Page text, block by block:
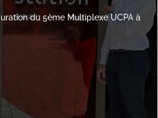
du 5ème Multiplexe UCPA à